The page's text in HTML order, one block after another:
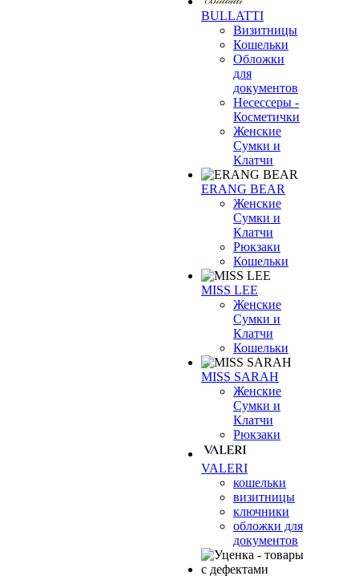
BULLATTI
Визитницы
Кошельки
Обложки
для
документов
Несессеры -
Косметички
Женские
Сумки и
Клатчи
ERANG BEAR
Женские
Сумки и
Клатчи
Рюкзаки
Кошельки
MISS LEE
Женские
Сумки и
Клатчи
Кошельки
MISS SARAH
Женские
Сумки и
Клатчи
Рюкзаки
VALERI
кошельки
визитницы
ключники
обложки для
документов